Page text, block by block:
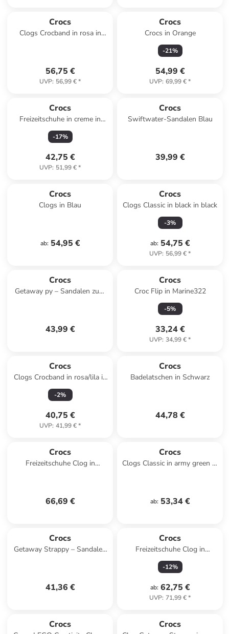
Crocs
Clogs Crocband in rosa in
56,75 €
UVP: 56,99 €*
Crocs
Crocs in Orange
-21%
54,99 €
UVP: 69,99 €*
Crocs
Freizeitschuhe in creme in
creme
-17%
42,75 €
UVP: 51,99 €*
Crocs
Swiftwater-Sandalen Blau
39,99 €
Crocs
Clogs in Blau
ab: 54,95 €
Crocs
Clogs Classic in black in black
-3%
ab: 54,75 €
UVP: 56,99 €*
Crocs
Getaway py – Sandalen zum
43,99 €
Crocs
Croc Flip in Marine322
-5%
33,24 €
UVP: 34,99 €*
Crocs
Clogs Crocband in rosa/lila in
rosa/lila
-2%
40,75 €
UVP: 41,99 €*
Crocs
Badelatschen in Schwarz
44,78 €
Crocs
Freizeitschuhe Clog in
66,69 €
Crocs
Clogs Classic in army green in
ab: 53,34 €
Crocs
Getaway Strappy – Sandalen
41,36 €
Crocs
Freizeitschuhe Clog in
schwarz in schwarz
-12%
ab: 62,75 €
UVP: 71,99 €*
Crocs Crocs